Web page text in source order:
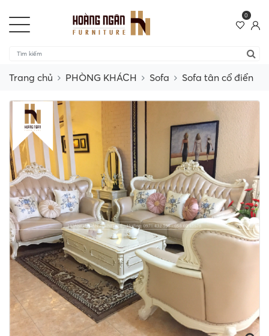
0
Trang chủ PHÒNG KHÁCH Sofa Sofa tân cổ điển